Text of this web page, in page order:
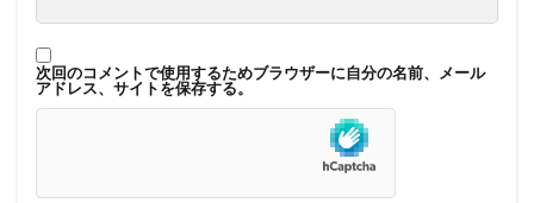
次回のコメントで使用するためブラウザーに自分の名前、メール
アドレス、サイトを保存する。